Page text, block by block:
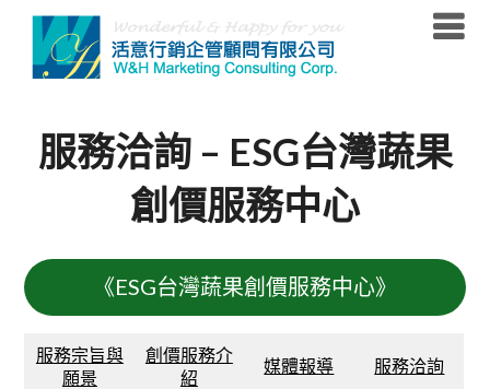
content
服務洽詢 – ESG台灣蔬果
創價服務中心
《ESG台灣蔬果創價服務中心》
服務宗旨與
願景
創價服務介
紹
媒體報導 服務洽詢